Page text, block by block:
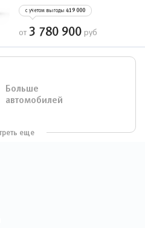
с учетом выгоды 419 000
от 3 780 900 руб
Больше
автомобилей
еще